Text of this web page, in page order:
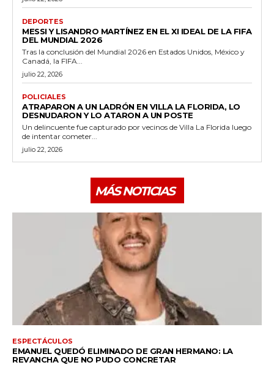
DEPORTES
MESSI Y LISANDRO MARTÍNEZ EN EL XI IDEAL DE LA FIFA
DEL MUNDIAL 2026
Tras la conclusión del Mundial 2026 en Estados Unidos, México y
Canadá, la FIFA...
julio 22, 2026
POLICIALES
ATRAPARON A UN LADRÓN EN VILLA LA FLORIDA, LO
DESNUDARON Y LO ATARON A UN POSTE
Un delincuente fue capturado por vecinos de Villa La Florida luego
de intentar cometer...
julio 22, 2026
MÁS NOTICIAS
ESPECTÁCULOS
EMANUEL QUEDÓ ELIMINADO DE GRAN HERMANO: LA
REVANCHA QUE NO PUDO CONCRETAR